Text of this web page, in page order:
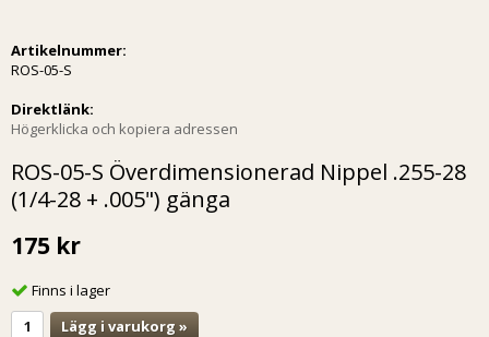
Artikelnummer:
ROS-05-S
Direktlänk:
Högerklicka och kopiera adressen
ROS-05-S Överdimensionerad Nippel .255-28
(1/4-28 + .005") gänga
175 kr
Finns i lager
Lägg i varukorg »